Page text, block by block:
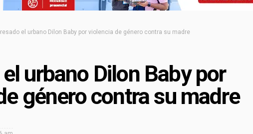
el urbano Dilon Baby por violencia de género contra su madre
urbano Dilon Baby por
género contra su madre